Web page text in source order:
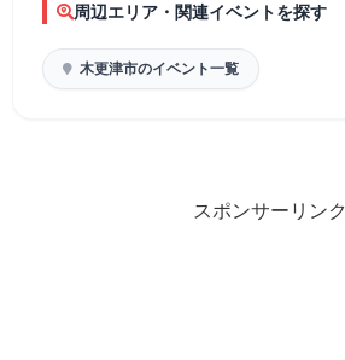
周辺エリア・関連イベントを探す
木更津市のイベント一覧
スポンサーリンク